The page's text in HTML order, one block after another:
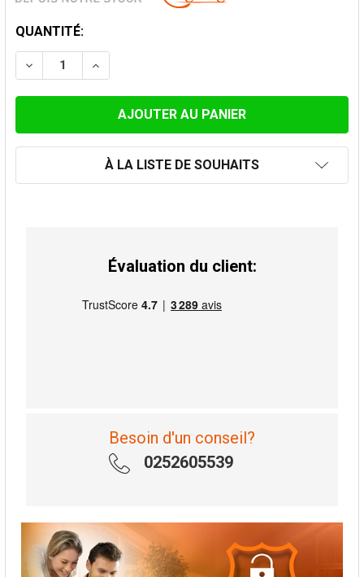
STOCK
ACTUEL:
QUANTITÉ:
DIMINUER LA QUANTITÉ DE PLAQUE DE FINITION 45-
AUGMENTER LA QUANTITÉ DE PLAQUE DE
À LA LISTE DE SOUHAITS
Évaluation du client:
Besoin d'un conseil?
0252605539